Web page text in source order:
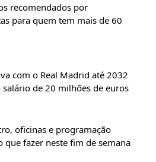
recomendados por
para quem tem mais de 60
com o Real Madrid até 2032
salário de 20 milhões de euros
oficinas e programação
que fazer neste fim de semana